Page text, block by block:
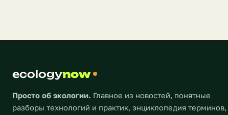
ecologynow
Просто об экологии. Главное из новостей, понятные
разборы технологий и практик, энциклопедия терминов,